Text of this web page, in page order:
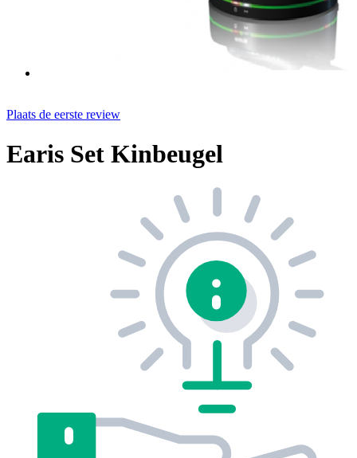
Plaats de eerste review
Earis Set Kinbeugel